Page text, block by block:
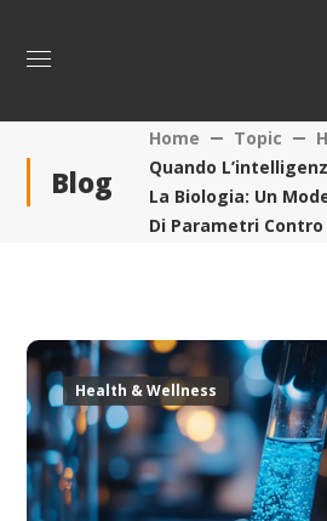
Blog
Home Topic
Quando
La Biologia: Un
Di Parametri
Health & Wellness